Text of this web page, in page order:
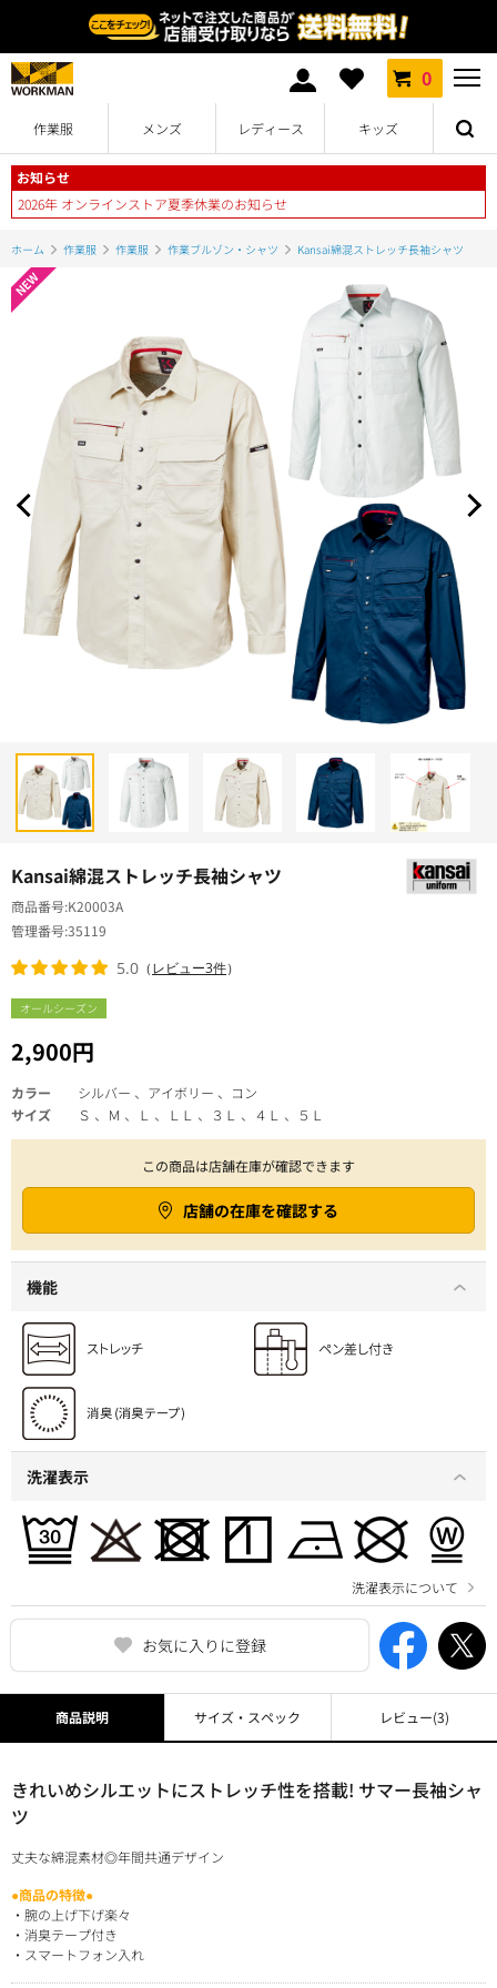
0
作業服 メンズ レディース キッズ
お知らせ
2026年 オンラインストア夏季休業のお知らせ
ホーム 作業服 作業服 作業ブルゾン・シャツ Kansai綿混ストレッチ長袖シャツ
Kansai綿混ストレッチ長袖シャツ
オールシーズン
2,900円
商品番号 K20003A
管理番号35119
5.0 （レビュー3件）
お気に入りに登録
カラー
シルバー 、アイボリー 、コン
サイズ
Ｓ 、Ｍ 、Ｌ 、ＬＬ 、３Ｌ 、４Ｌ 、５Ｌ
この商品は店舗在庫が確認できます
店舗の在庫を確認する
機能
洗濯表示
洗濯表示について
商品説明
きれいめシルエットにストレッチ性を搭載! サマー長袖シャ
ツ
丈夫な綿混素材◎年間共通デザイン
●商品の特徴●
・腕の上げ下げ楽々
・消臭テープ付き
・スマートフォン入れ
サイズ・スペック レビュー(3)